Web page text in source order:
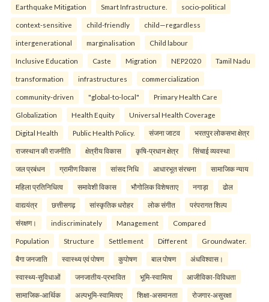
Earthquake Mitigation Smart Infrastructure. socio-political
context-sensitive child-friendly child—regardless
intergenerational marginalisation Child labour
Inclusive Education Caste Migration NEP2020 Tamil Nadu
transformation infrastructures commercialization
community-driven "global-to-local" Primary Health Care
Globalization Health Equity Universal Health Coverage
Digital Health Public Health Policy. संजना जाटव भरतपुर लोकसभा क्षेत्र
राजस्थान की राजनीति क्षेत्रीय विकास कृषि-प्रधान क्षेत्र सिंचाई व्यवस्था
जल प्रबंधन ग्रामीण विकास सांसद निधि आधारभूत संरचना सामाजिक न्याय
महिला प्रतिनिधित्व समावेशी विकास भौगोलिक विशेषताए नगाड़ा ढोल
वाद्ययंत्र छत्तीसगढ़ सांस्कृतिक धरोहर लोक संगीत परंपरागत शिल्प
संरक्षण। indiscriminately Management Compared
Population Structure Settlement Different Groundwater.
बैगा जनजाति स्वास्थ्य एवं पोषण कुपोषण बाल पोषण अंधविश्वास।
स्वास्थ्य-सुविधाओं जनजातीय-प्रभावित भूमि-स्वामित्व आजीविका-विविधता
सामाजिक-आर्थिक अल्पभूमि-स्वामित्वए शिक्षा-असमानता रोजगार-असुरक्षा